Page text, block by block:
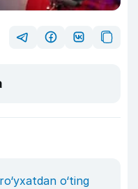
ro‘yxatdan o‘ting